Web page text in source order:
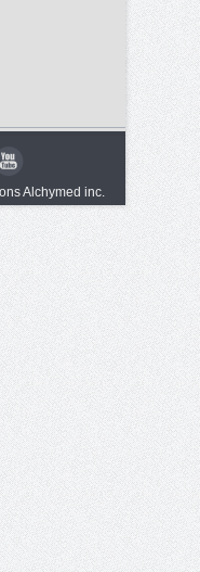
Alchymed inc.